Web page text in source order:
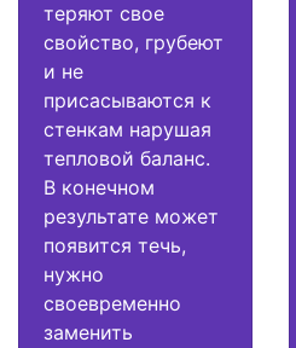
теряют свое
свойство, грубеют
и не
присасываются к
стенкам нарушая
тепловой баланс.
В конечном
результате может
появится течь,
нужно
своевременно
заменить